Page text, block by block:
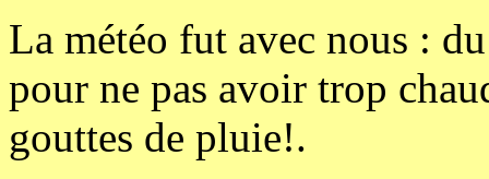
La météo fut avec nous :
pour ne pas avoir trop
gouttes de pluie!.